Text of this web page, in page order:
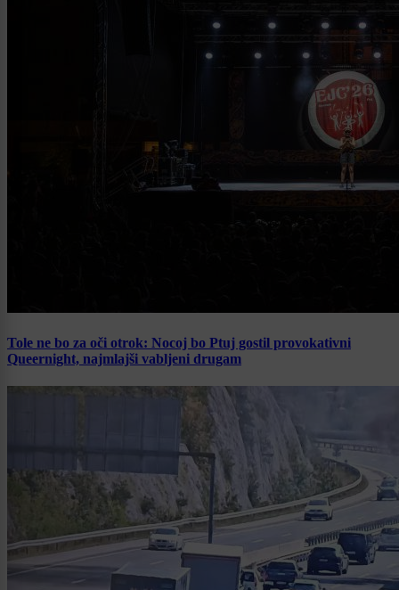
Tole ne bo za oči otrok: Nocoj bo Ptuj gostil provokativni
Queernight, najmlajši vabljeni drugam